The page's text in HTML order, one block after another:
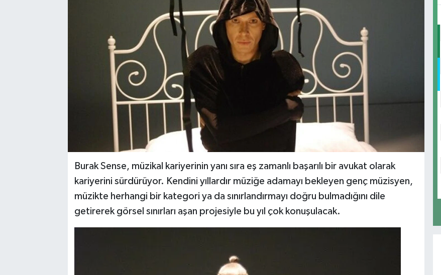
Burak Sense, müzikal kariyerinin yanı sıra eş zamanlı başarılı bir avukat olarak
kariyerini sürdürüyor. Kendini yıllardır müziğe adamayı bekleyen genç müzisyen,
müzikte herhangi bir kategori ya da sınırlandırmayı doğru bulmadığını dile
getirerek görsel sınırları aşan projesiyle bu yıl çok konuşulacak.